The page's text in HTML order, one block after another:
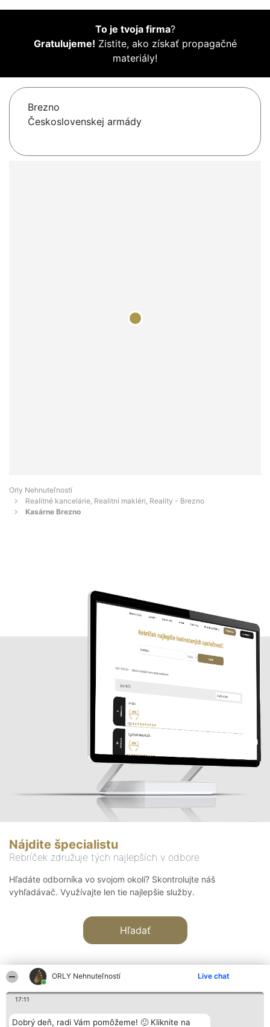
ORLY Nehnuteľností Live chat
17:11
Dobrý deň, radi Vám pomôžeme! 🙂 Kliknite na
To je tvoja firma?
Gratulujeme! Zistite, ako získať propagačné
materiály!
Brezno
Československej armády
Orly Nehnuteľností
Realitné kancelárie, Realitní makléri, Reality - Brezno
Kasárne Brezno
Nájdite špecialistu
Rebríček združuje tých najlepších v odbore
Hľadáte odborníka vo svojom okolí? Skontrolujte náš
vyhľadávač. Využívajte len tie najlepšie služby.
Hľadať
Organizátor hodnotenia Hodnotenie Kontakt